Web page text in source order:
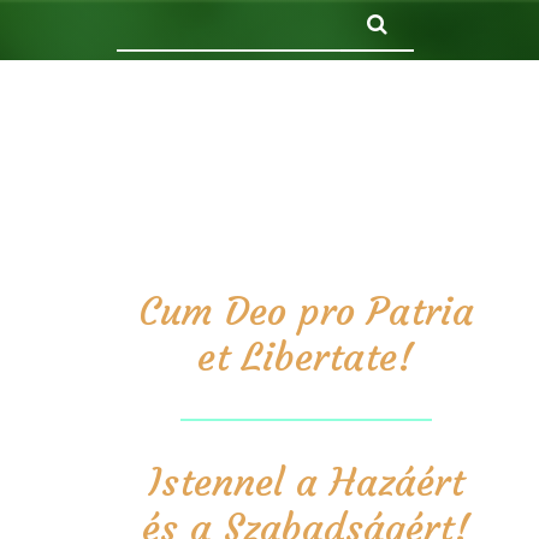
Cum Deo pro Patria
et Libertate!
Istennel a Hazáért
és a Szabadságért!